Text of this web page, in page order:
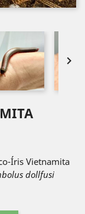

Íris Vietnamita
dollfusi